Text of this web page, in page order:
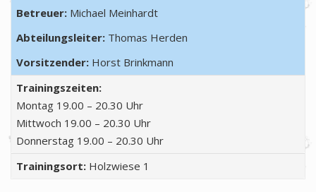
Betreuer: Michael Meinhardt
Abteilungsleiter: Thomas Herden
Vorsitzender: Horst Brinkmann
Trainingszeiten:
Montag 19.00 – 20.30 Uhr
Mittwoch 19.00 – 20.30 Uhr
Donnerstag 19.00 – 20.30 Uhr
Trainingsort: Holzwiese 1